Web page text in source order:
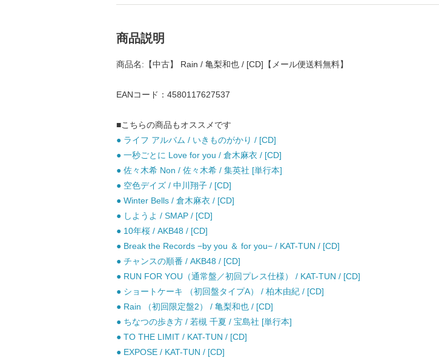
商品説明
商品名:【中古】 Rain / 亀梨和也 / [CD]【メール便送料無料】
EANコード：4580117627537
■こちらの商品もオススメです
● ライフ アルバム / いきものがかり / [CD]
● 一秒ごとに Love for you / 倉木麻衣 / [CD]
● 佐々木希 Non / 佐々木希 / 集英社 [単行本]
● 空色デイズ / 中川翔子 / [CD]
● Winter Bells / 倉木麻衣 / [CD]
● しようよ / SMAP / [CD]
● 10年桜 / AKB48 / [CD]
● Break the Records −by you ＆ for you− / KAT-TUN / [CD]
● チャンスの順番 / AKB48 / [CD]
● RUN FOR YOU（通常盤／初回プレス仕様） / KAT-TUN / [CD]
● ショートケーキ （初回盤タイプA） / 柏木由紀 / [CD]
● Rain （初回限定盤2） / 亀梨和也 / [CD]
● ちなつの歩き方 / 若槻 千夏 / 宝島社 [単行本]
● TO THE LIMIT / KAT-TUN / [CD]
● EXPOSE / KAT-TUN / [CD]